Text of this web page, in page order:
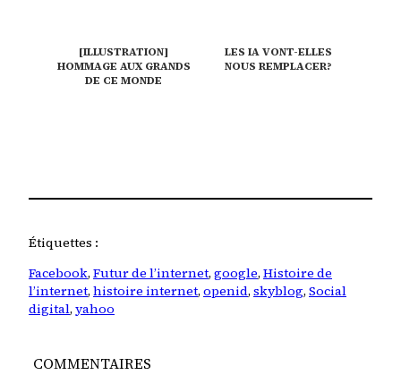
[ILLUSTRATION]
HOMMAGE AUX GRANDS
DE CE MONDE
LES IA VONT-ELLES
NOUS REMPLACER?
Étiquettes :
Facebook, Futur de l’internet, google, Histoire de
l’internet, histoire internet, openid, skyblog, Social
digital, yahoo
COMMENTAIRES